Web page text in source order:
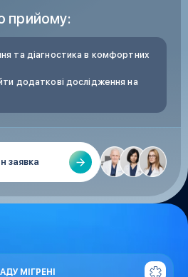
прийому:
та діагностика в комфортних
додаткові дослідження на
заявка
МІГРЕНІ